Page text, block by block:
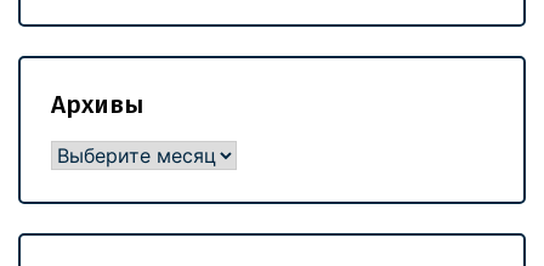
Архивы
Архивы